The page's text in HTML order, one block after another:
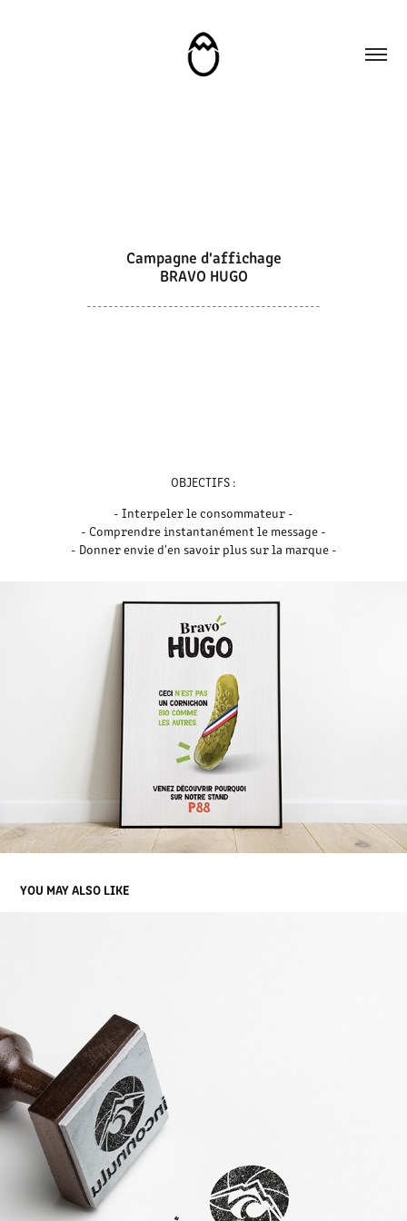
Campagne d'affichage
BRAVO HUGO
-------------------------------------------
OBJECTIFS :
- Interpeler le consommateur -
- Comprendre instantanément le message -
- Donner envie d'en savoir plus sur la marque -
YOU MAY ALSO LIKE
INCONNULU